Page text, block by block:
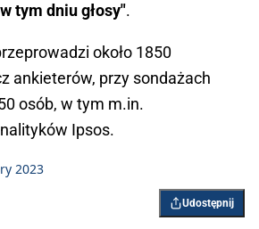
tym dniu głosy".
około 1850
ankieterów, przy sondażach
osób, w tym m.in.
Ipsos.
2023
Udostępnij